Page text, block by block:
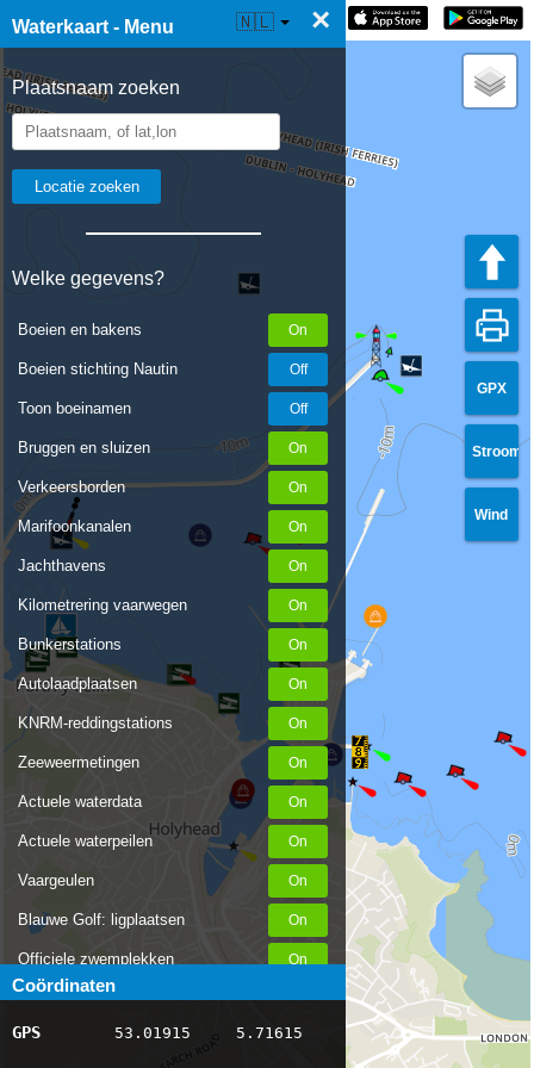
Waterkaart - Menu ×
Plaatsnaam zoeken
Welke gegevens?
Boeien en bakens
Boeien stichting Nautin
Toon boeinamen
Bruggen en sluizen
Verkeersborden
Marifoonkanalen
Jachthavens
Kilometrering vaarwegen
Bunkerstations
Autolaadplaatsen
KNRM-reddingstations
Zeeweermetingen
Actuele waterdata
Actuele waterpeilen
Vaargeulen
Blauwe Golf: ligplaatsen
Officiele zwemplekken
Stremmingen/hinder
AIS scheepsposities
Coördinaten
GPS 53.01915 5.71615
☰ Waterkaart Live 🇳🇱
GPX
Stroom
Wind